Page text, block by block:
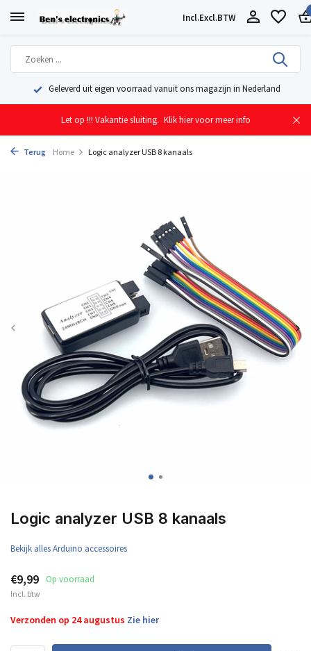
Incl.Excl.BTW
Geleverd uit eigen voorraad vanuit ons magazijn in Nederland
Let op !!! Vakantie sluiting. Klik hier voor meer info
Terug Home Logic analyzer USB 8 kanaals
Logic analyzer USB 8 kanaals
Bekijk alles Arduino accessoires
€9,99 Op voorraad
Incl. btw
Verzonden op 24 augustus Zie hier